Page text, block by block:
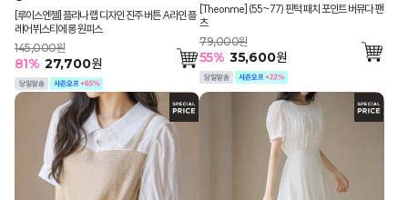
[루이스엔젤] 플라나 랩 디자인 진주 버튼 A라인 플
레어 뷔스티에 롱 원피스
145,000원
81% 27,700원
[Theonme] (55~77) 핀턱 패치 포인트 버뮤다 팬
츠
79,000원
55% 35,600원